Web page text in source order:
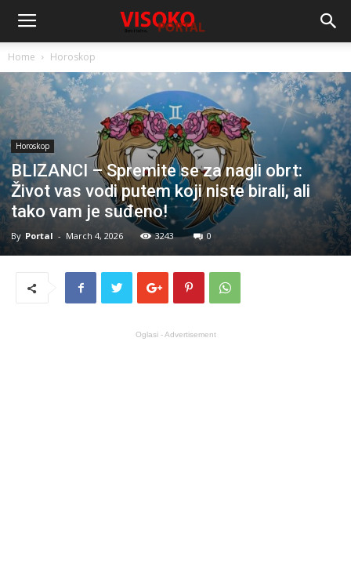
Home Horoskop
Horoskop
BLIZANCI – Spremite se za nagli obrt:
Život vas vodi putem koji niste birali, ali
tako vam je suđeno!
By Portal - March 4, 2026 3243 0
Oglasi - Advertisement